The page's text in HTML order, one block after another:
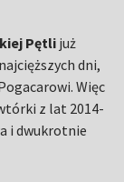
Pętli już
dni,
Więc
z lat 2014-
i dwukrotnie